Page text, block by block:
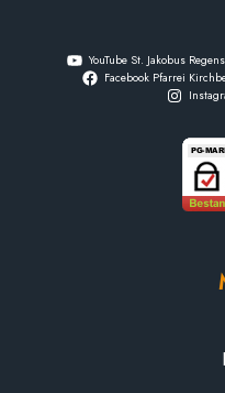
YouTube St. Jakobus
Facebook Pfarrei